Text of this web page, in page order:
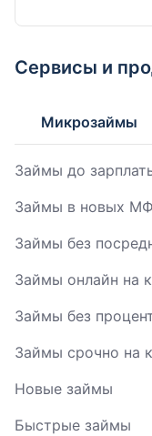
Сервисы и
Микрозаймы
Займы до
Займы в новых
Займы без
Займы онлайн на
Займы без
Займы срочно на
Новые займы
Быстрые займы